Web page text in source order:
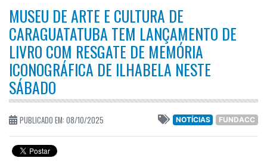
MUSEU DE ARTE E CULTURA DE
CARAGUATATUBA TEM LANÇAMENTO DE
LIVRO COM RESGATE DE MEMÓRIA
ICONOGRÁFICA DE ILHABELA NESTE
SÁBADO
PUBLICADO EM: 08/10/2025 NOTÍCIAS FUNDACC